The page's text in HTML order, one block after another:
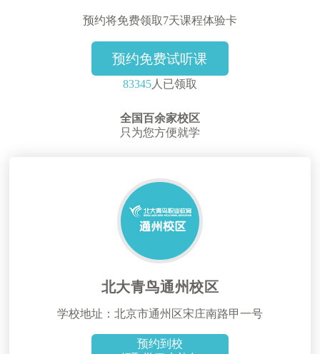
预约将免费领取7天课程体验卡
预约免费试听课
83345 人已领取
全国百余家校区
只为您方便就学
北大青鸟通州校区
学校地址：北京市通州区宋庄南路甲一号
预约到校